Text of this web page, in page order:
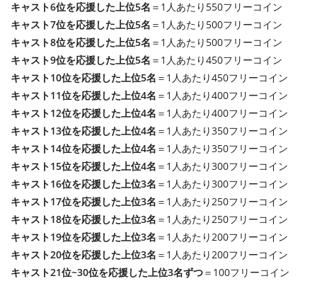
キャスト6位を応援した上位5名 ＝1人あたり550フリーコイン
キャスト7位を応援した上位5名 ＝1人あたり500フリーコイン
キャスト8位を応援した上位5名 ＝1人あたり500フリーコイン
キャスト9位を応援した上位5名 ＝1人あたり450フリーコイン
キャスト10位を応援した上位5名 ＝1人あたり450フリーコイン
キャスト11位を応援した上位4名 ＝1人あたり400フリーコイン
キャスト12位を応援した上位4名 ＝1人あたり400フリーコイン
キャスト13位を応援した上位4名 ＝1人あたり350フリーコイン
キャスト14位を応援した上位4名 ＝1人あたり350フリーコイン
キャスト15位を応援した上位4名 ＝1人あたり300フリーコイン
キャスト16位を応援した上位3名 ＝1人あたり300フリーコイン
キャスト17位を応援した上位3名 ＝1人あたり250フリーコイン
キャスト18位を応援した上位3名 ＝1人あたり250フリーコイン
キャスト19位を応援した上位3名 ＝1人あたり200フリーコイン
キャスト20位を応援した上位3名 ＝1人あたり200フリーコイン
キャスト21位~30位を応援した上位3名ずつ＝100フリーコイン